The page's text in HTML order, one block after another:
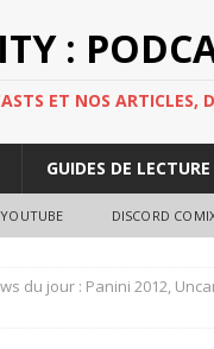
:
ET NOS ARTICLES,
GUIDES DE LECTURE
YOUTUBE DISCORD
du jour : Panini 2012,